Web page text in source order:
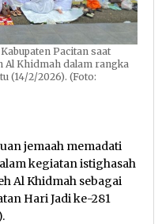
Pacitan saat
Khidmah dalam rangka
(14/2/2026). (Foto:
jemaah memadati
kegiatan istighasah
Al Khidmah sebagai
Hari Jadi ke-281